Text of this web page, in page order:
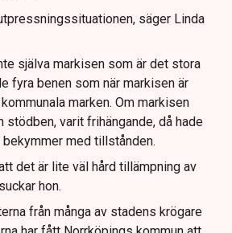
säger Linda
själva markisen som är det stora
fyra benen som när markisen är
marken. Om markisen
stödben, varit frihängande, då hade
med tillstånden.
det är lite väl hård tillämpning av
hon.
från många av stadens krögare